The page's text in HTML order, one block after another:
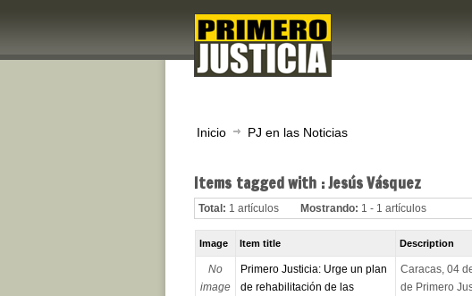
Inicio PJ en las Noticias
Items tagged with : Jesús Vásquez
Total: 1 artículos Mostrando: 1 - 1 artículos
Image Item title Description
No
image
Primero Justicia: Urge un plan
de rehabilitación de las
Caracas, 04
de Primero